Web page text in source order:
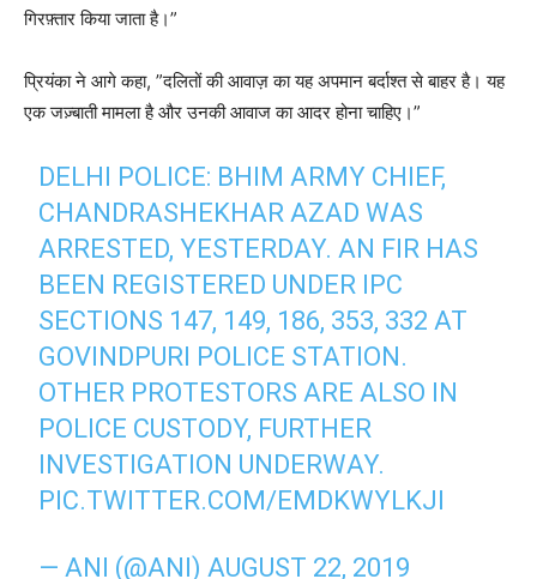
गिरफ़्तार किया जाता है।”
प्रियंका ने आगे कहा, ”दलितों की आवाज़ का यह अपमान बर्दाश्त से बाहर है। यह
एक जज़्बाती मामला है और उनकी आवाज का आदर होना चाहिए।”
DELHI POLICE: BHIM ARMY CHIEF,
CHANDRASHEKHAR AZAD WAS
ARRESTED, YESTERDAY. AN FIR HAS
BEEN REGISTERED UNDER IPC
SECTIONS 147, 149, 186, 353, 332 AT
GOVINDPURI POLICE STATION.
OTHER PROTESTORS ARE ALSO IN
POLICE CUSTODY, FURTHER
INVESTIGATION UNDERWAY.
PIC.TWITTER.COM/EMDKWYLKJI
— ANI (@ANI)AUGUST 22, 2019